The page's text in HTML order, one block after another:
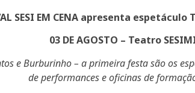
SESI EM CENA apresenta espetáculo
03 DE AGOSTO – Teatro
e Burburinho – a primeira festa são os
de performances e oficinas de